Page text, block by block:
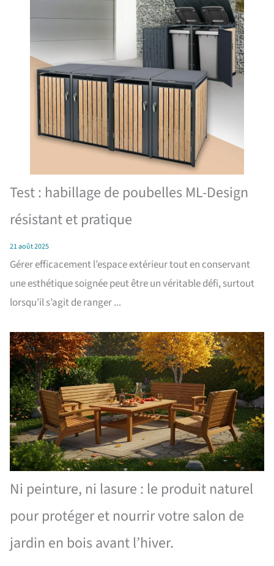
Test : habillage de poubelles ML-Design
résistant et pratique
21 août 2025
Gérer efficacement l’espace extérieur tout en conservant
une esthétique soignée peut être un véritable défi, surtout
lorsqu’il s’agit de ranger ...
Ni peinture, ni lasure : le produit naturel
pour protéger et nourrir votre salon de
jardin en bois avant l’hiver.